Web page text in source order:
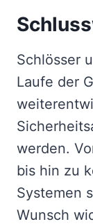
Schlösser
Laufe der
werden.
bis hin zu
Systemen
Wunsch